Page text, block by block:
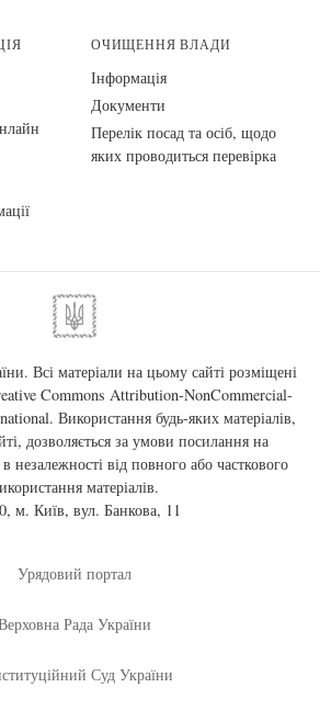
ОЧИЩЕННЯ ВЛАДИ
Інформація
Документи
Перелік посад та осіб, щодо
яких проводиться перевірка
Всі матеріали на цьому сайті розміщені
Commons Attribution-NonCommercial-
. Використання будь-яких матеріалів,
дозволяється за умови посилання на
незалежності від повного або часткового
матеріалів.
м. Київ, вул. Банкова, 11
Урядовий портал
Рада України
Суд України